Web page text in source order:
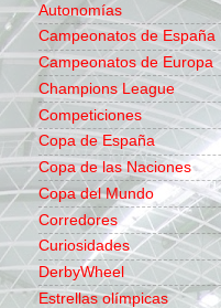
Autonomías
Campeonatos de España
Campeonatos de Europa
Champions League
Competiciones
Copa de España
Copa de las Naciones
Copa del Mundo
Corredores
Curiosidades
DerbyWheel
Estrellas olímpicas